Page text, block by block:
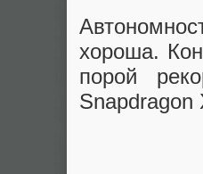
хороша.
порой